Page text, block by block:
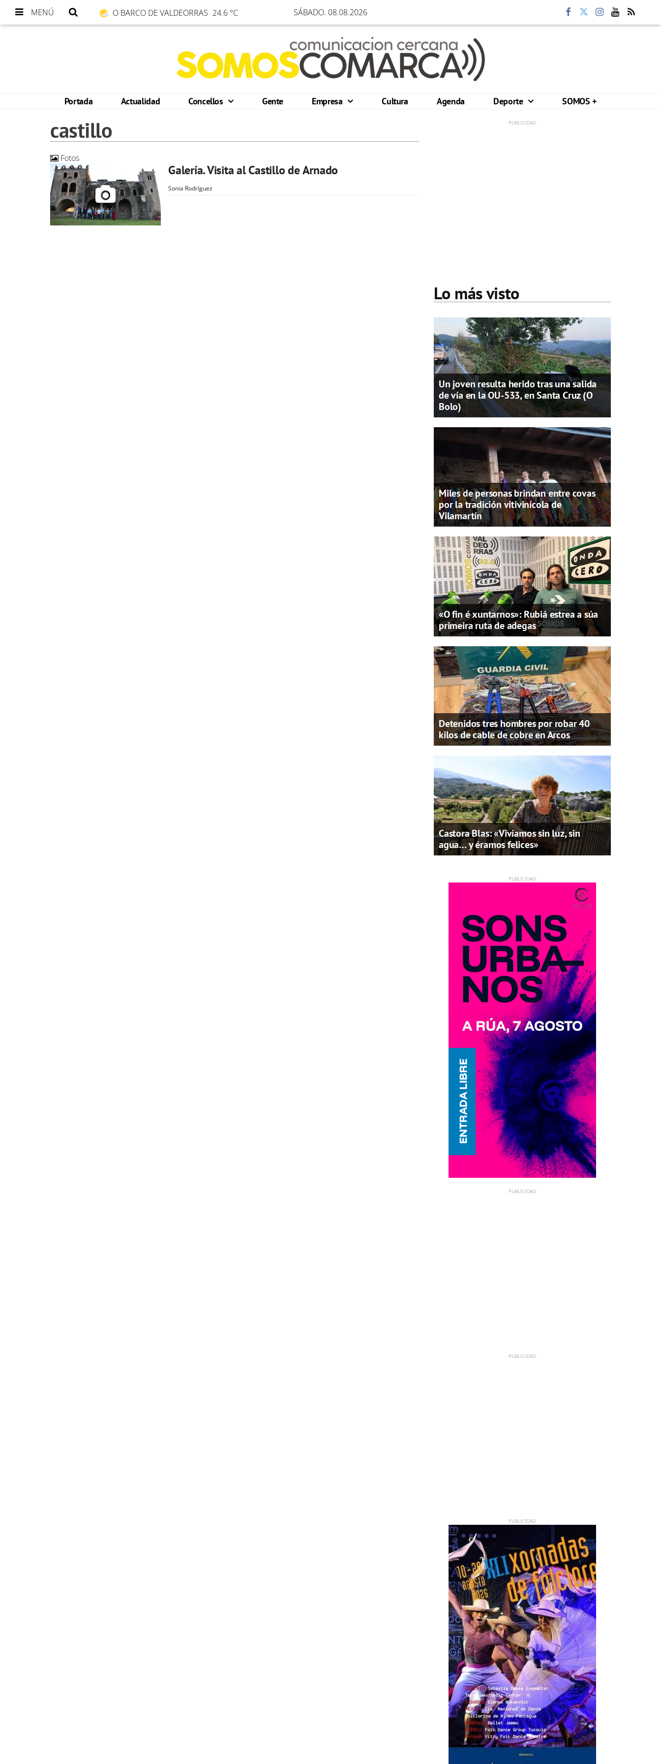
MENÚ O BARCO DE VALDEORRAS 24.6 °C SÁBADO. 08.08.2026
Portada Actualidad Concellos Gente Empresa Cultura Agenda Deporte SOMOS +
castillo
Fotos
Galería. Visita al Castillo de Arnado
Sonia Rodríguez
Lo más visto
Un joven resulta herido tras una salida
de vía en la OU-533, en Santa Cruz (O
Bolo)
Miles de personas brindan entre covas
por la tradición vitivinícola de
Vilamartín
«O fin é xuntarnos»: Rubiá estrea a súa
primeira ruta de adegas
Detenidos tres hombres por robar 40
kilos de cable de cobre en Arcos
Castora Blas: «Vivíamos sin luz, sin
agua… y éramos felices»